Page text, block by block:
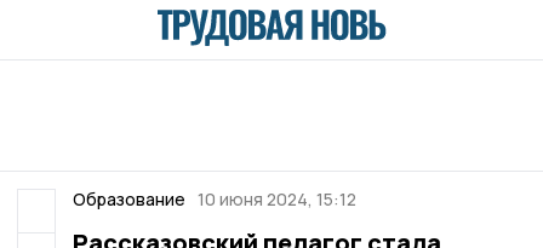
Образование 10 июня 2024, 15:12